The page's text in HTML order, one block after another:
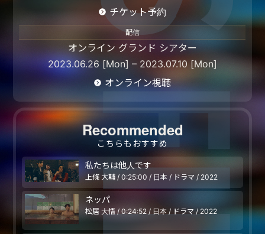
チケット予約
配信
オンライン グランド シアター
2023.06.26 [Mon] – 2023.07.10 [Mon]
オンライン視聴
Recommended
こちらもおすすめ
私たちは他人です
上條 大輔 / 0:25:00 / 日本 / ドラマ / 2022
ネッパ
松居 大悟 / 0:24:52 / 日本 / ドラマ / 2022